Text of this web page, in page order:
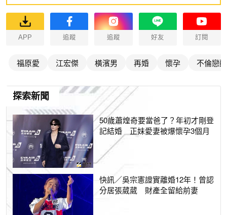
APP 追蹤 追蹤 好友 訂閱
福原愛 江宏傑 橫濱男 再婚 懷孕 不倫戀
探索新聞
50歲蕭煌奇要當爸了？年初才剛登
記結婚 正妹愛妻被爆懷孕3個月
快訊／吳宗憲證實離婚12年！曾認
分居張葳葳 財產全留給前妻